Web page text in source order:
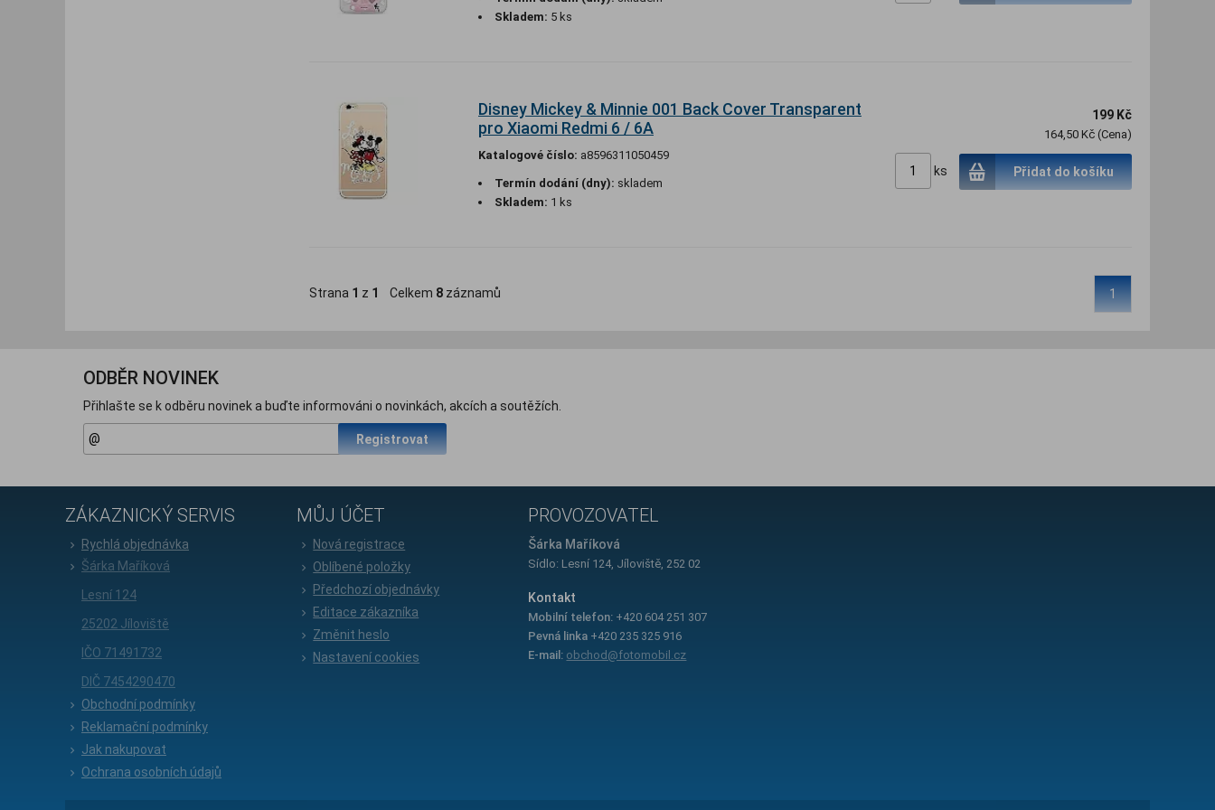
Skladem: 5 ks
Disney Mickey & Minnie 001 Back Cover Transparent
pro Xiaomi Redmi 6 / 6A
Katalogové číslo: a8596311050459
Termín dodání (dny): skladem
Skladem: 1 ks
199 Kč
164,50 Kč (Cena)
ks Přidat do košíku
Strana 1 z 1 Celkem 8 záznamů 1
ODBĚR NOVINEK
Přihlašte se k odběru novinek a buďte informováni o novinkách, akcích a soutěžích.
Registrovat
ZÁKAZNICKÝ SERVIS
Rychlá objednávka
Šárka Maříková
Lesní 124
25202 Jíloviště
IČO 71491732
DIČ 7454290470
Obchodní podmínky
Reklamační podmínky
Jak nakupovat
Ochrana osobních údajů
MŮJ ÚČET
Nová registrace
Oblíbené položky
Předchozí objednávky
Editace zákazníka
Změnit heslo
Nastavení cookies
PROVOZOVATEL
Šárka Maříková
Sídlo: Lesní 124, Jíloviště, 252 02
Kontakt
Mobilní telefon: +420 604 251 307
Pevná linka +420 235 325 916
E-mail: obchod@fotomobil.cz